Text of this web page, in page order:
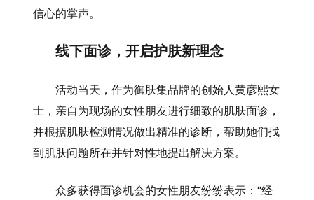
信心的掌声。
线下面诊，开启护肤新理念
活动当天，作为御肤集品牌的创始人黄彦熙女
士，亲自为现场的女性朋友进行细致的肌肤面诊，
并根据肌肤检测情况做出精准的诊断，帮助她们找
到肌肤问题所在并针对性地提出解决方案。
众多获得面诊机会的女性朋友纷纷表示：“经